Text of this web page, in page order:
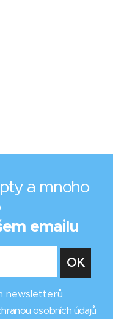
a mnoho
emailu
newsletterů
osobních údajů